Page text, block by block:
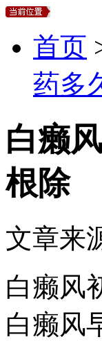
首页
药多
白癞
根除
文章来
白癞风
白癞风